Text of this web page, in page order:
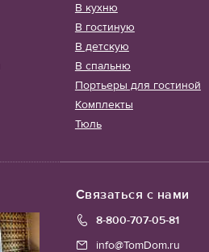
В кухню
В гостиную
В детскую
В спальню
Портьеры для гостиной
Комплекты
Тюль
Связаться с нами
8-800-707-05-81
info@TomDom.ru